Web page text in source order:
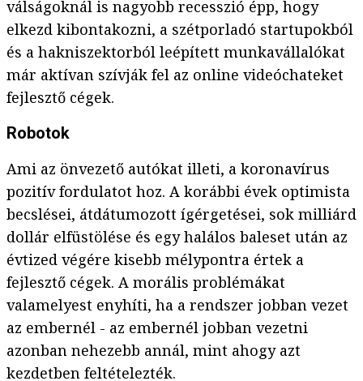
válságoknál is nagyobb recesszió épp, hogy
elkezd kibontakozni, a szétporladó startupokból
és a hakniszektorból leépített munkavállalókat
már aktívan szívják fel az online videóchateket
fejlesztő cégek.
Robotok
Ami az önvezető autókat illeti, a koronavírus
pozitív fordulatot hoz. A korábbi évek optimista
becslései, átdátumozott ígérgetései, sok milliárd
dollár elfüstölése és egy halálos baleset után az
évtized végére kisebb mélypontra értek a
fejlesztő cégek. A morális problémákat
valamelyest enyhíti, ha a rendszer jobban vezet
az embernél - az embernél jobban vezetni
azonban nehezebb annál, mint ahogy azt
kezdetben feltételezték.